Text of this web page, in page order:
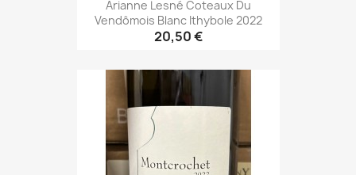
Arianne Lesné Coteaux Du
Vendômois Blanc Ithybole 2022
20,50 €